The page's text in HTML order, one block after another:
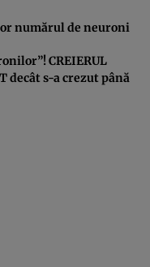
numărul de neuroni
CREIERUL
decât s-a crezut până